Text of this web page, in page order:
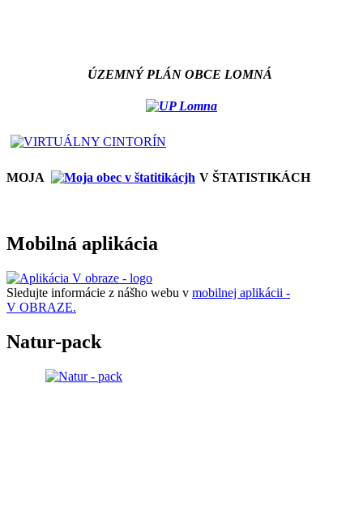
ÚZEMNÝ PLÁN OBCE LOMNÁ
MOJA V ŠTATISTIKÁCH
Mobilná aplikácia
Sledujte informácie z nášho webu v mobilnej aplikácii -
V OBRAZE.
Natur-pack